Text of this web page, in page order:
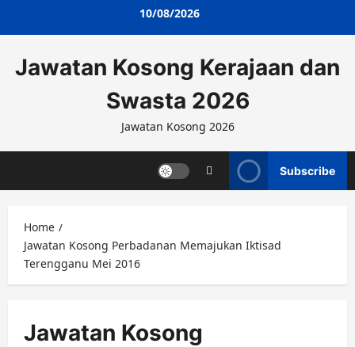
10/08/2026
Jawatan Kosong Kerajaan dan
Swasta 2026
Jawatan Kosong 2026
Subscribe
Home
Jawatan Kosong Perbadanan Memajukan Iktisad
Terengganu Mei 2016
Jawatan Kosong